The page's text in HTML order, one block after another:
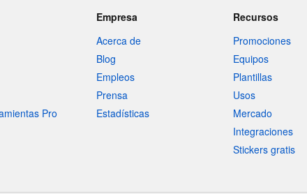
Pro
Empresa
Acerca de
Blog
Empleos
Prensa
Estadísticas
Recursos
Promociones
Equipos
Plantillas
Usos
Mercado
Integraciones
Stickers gratis